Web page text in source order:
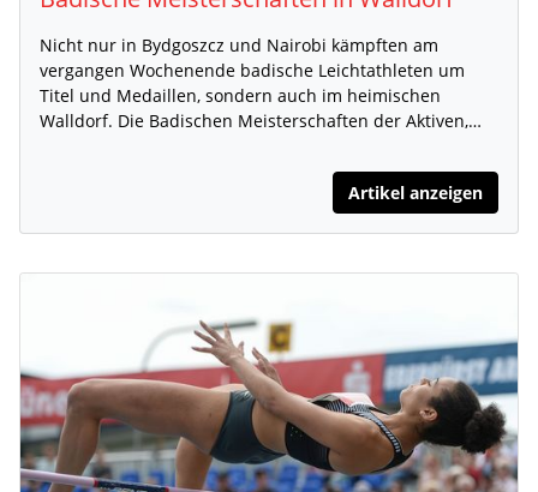
Nicht nur in Bydgoszcz und Nairobi kämpften am
vergangen Wochenende badische Leichtathleten um
Titel und Medaillen, sondern auch im heimischen
Walldorf. Die Badischen Meisterschaften der Aktiven,…
Artikel anzeigen